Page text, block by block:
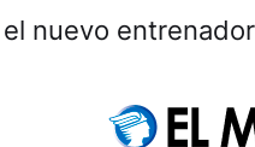
nuevo